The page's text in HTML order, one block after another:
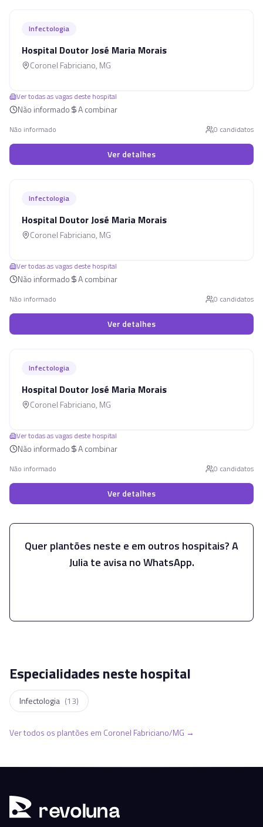
Infectologia
Hospital Doutor José Maria Morais
Coronel Fabriciano, MG
Ver todas as vagas deste hospital
Não informado A combinar
Não informado 0 candidatos
Ver detalhes
Infectologia
Hospital Doutor José Maria Morais
Coronel Fabriciano, MG
Ver todas as vagas deste hospital
Não informado A combinar
Não informado 0 candidatos
Ver detalhes
Infectologia
Hospital Doutor José Maria Morais
Coronel Fabriciano, MG
Ver todas as vagas deste hospital
Não informado A combinar
Não informado 0 candidatos
Ver detalhes
Quer plantões neste e em outros hospitais? A
Julia te avisa no WhatsApp.
Especialidades neste hospital
Infectologia (13)
Ver todos os plantões em Coronel Fabriciano/MG →
revoluna